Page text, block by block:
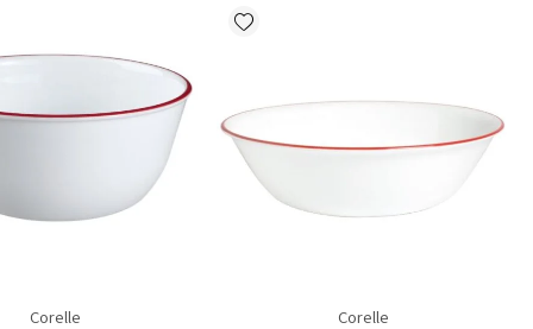
Add wishlist
Corelle
Corelle